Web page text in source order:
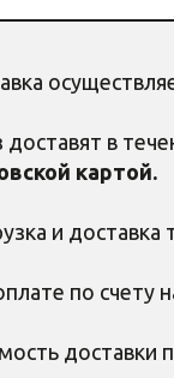
доставят в
картой.
и
по счету
доставки